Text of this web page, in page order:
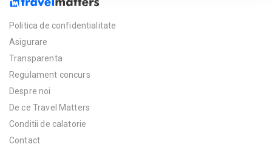
Politica de confidentialitate
Asigurare
Transparenta
Regulament concurs
Despre noi
De ce Travel Matters
Conditii de calatorie
Contact